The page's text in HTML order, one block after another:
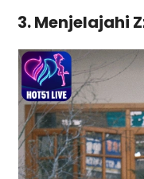
3. Menjelajahi